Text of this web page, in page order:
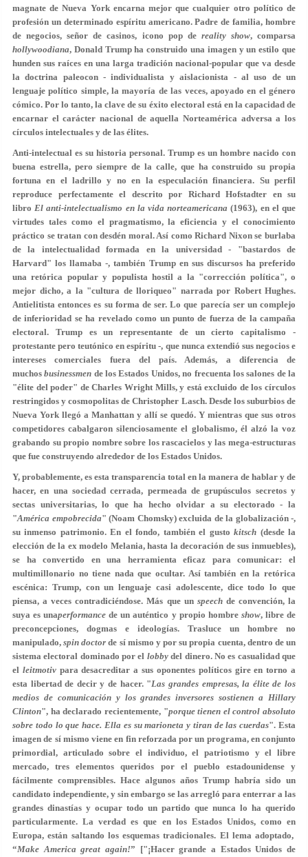
magnate de Nueva York encarna mejor que cualquier otro político de
profesión un determinado espíritu americano. Padre de familia, hombre
de negocios, señor de casinos, icono pop de reality show, comparsa
hollywoodiana, Donald Trump ha construido una imagen y un estilo que
hunden sus raíces en una larga tradición nacional-popular que va desde
la doctrina paleocon - individualista y aislacionista - al uso de un
lenguaje político simple, la mayoría de las veces, apoyado en el género
cómico. Por lo tanto, la clave de su éxito electoral está en la capacidad de
encarnar el carácter nacional de aquella Norteamérica adversa a los
círculos intelectuales y de las élites.
Anti-intelectual es su historia personal. Trump es un hombre nacido con
buena estrella, pero siempre de la calle, que ha construido su propia
fortuna en el ladrillo y no en la especulación financiera. Su perfil
reproduce perfectamente el descrito por Richard Hofstadter en su
libroEl anti-intelectualismo en la vida norteamericana (1963), en el que
virtudes tales como el pragmatismo, la eficiencia y el conocimiento
práctico se tratan con desdén moral. Así como Richard Nixon se burlaba
de la intelectualidad formada en la universidad - "bastardos de
Harvard" los llamaba -, también Trump en sus discursos ha preferido
una retórica popular y populista hostil a la "corrección política", o
mejor dicho, a la "cultura de lloriqueo" narrada por Robert Hughes.
Antielitista entonces es su forma de ser. Lo que parecía ser un complejo
de inferioridad se ha revelado como un punto de fuerza de la campaña
electoral. Trump es un representante de un cierto capitalismo -
protestante pero teutónico en espíritu -, que nunca extendió sus negocios e
intereses comerciales fuera del país. Además, a diferencia de
muchosbusinessmen de los Estados Unidos, no frecuenta los salones de la
"élite del poder" de Charles Wright Mills, y está excluido de los círculos
restringidos y cosmopolitas de Christopher Lasch. Desde los suburbios de
Nueva York llegó a Manhattan y allí se quedó. Y mientras que sus otros
competidores cabalgaron silenciosamente el globalismo, él alzó la voz
grabando su propio nombre sobre los rascacielos y las mega-estructuras
que fue construyendo alrededor de los Estados Unidos.
Y, probablemente, es esta transparencia total en la manera de hablar y de
hacer, en una sociedad cerrada, permeada de grupúsculos secretos y
sectas universitarias, lo que ha hecho olvidar a su electorado - la
"América empobrecida" (Noam Chomsky) excluida de la globalización -,
su inmenso patrimonio. En el fondo, también el gustokitsch (desde la
elección de la ex modelo Melania, hasta la decoración de sus inmuebles),
se ha convertido en una herramienta eficaz para comunicar: el
multimillonario no tiene nada que ocultar. Así también en la retórica
escénica: Trump, con un lenguaje casi adolescente, dice todo lo que
piensa, a veces contradiciéndose. Más que un speechde convención, la
suya es unaperformance de un auténtico y propio hombre show, libre de
preconcepciones, dogmas e ideologías. Trasluce un hombre no
manipulado,spin doctor de sí mismo y por su propia cuenta, dentro de un
sistema electoral dominado por el lobbydel dinero. No es casualidad que
el leitmotivpara desacreditar a sus oponentes políticos gire en torno a
esta libertad de decir y de hacer. "Las grandes empresas, la élite de los
medios de comunicación y los grandes inversores sostienen a Hillary
Clinton", ha declarado recientemente, "porque tienen el control absoluto
sobre todo lo que hace. Ella es su marioneta y tiran de las cuerdas". Esta
imagen de sí mismo viene en fin reforzada por un programa, en conjunto
primordial, articulado sobre el individuo, el patriotismo y el libre
mercado, tres elementos queridos por el pueblo estadounidense y
fácilmente comprensibles. Hace algunos años Trump habría sido un
candidato independiente, y sin embargo se las arregló para enterrar a las
grandes dinastías y ocupar todo un partido que nunca lo ha querido
particularmente. La verdad es que en los Estados Unidos, como en
Europa, están saltando los esquemas tradicionales. El lema adoptado,
“Make America great again!” ["¡Hacer grande a Estados Unidos de